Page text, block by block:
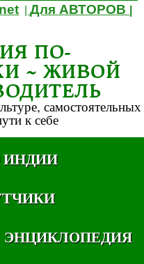
|Для АВТОРОВ
ПО-
~ ЖИВОЙ
самостоятельных
к себе
ИНДИИ
ЭНЦИКЛОПЕДИЯ